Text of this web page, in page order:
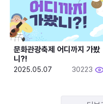
문화관광축제 어디까지 가봤
니?!
2025.05.07 30223